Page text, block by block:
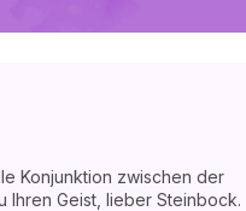
Konjunktion zwischen der
Ihren Geist, lieber Steinbock.